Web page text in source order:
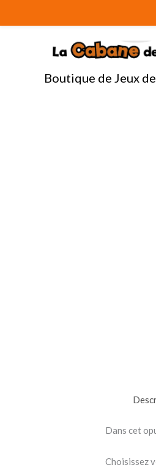
au
Boutique de Jeux
Dans cet
Choisissez